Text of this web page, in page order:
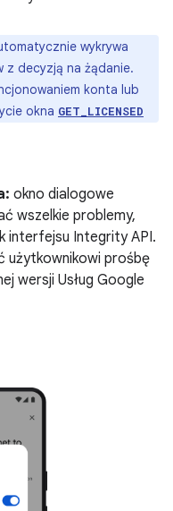
wykrywa
z decyzją na żądanie.
konta lub
okna GET_LICENSED
okno dialogowe
wszelkie problemy,
interfejsu Integrity API.
użytkownikowi prośbę
wersji Usług Google